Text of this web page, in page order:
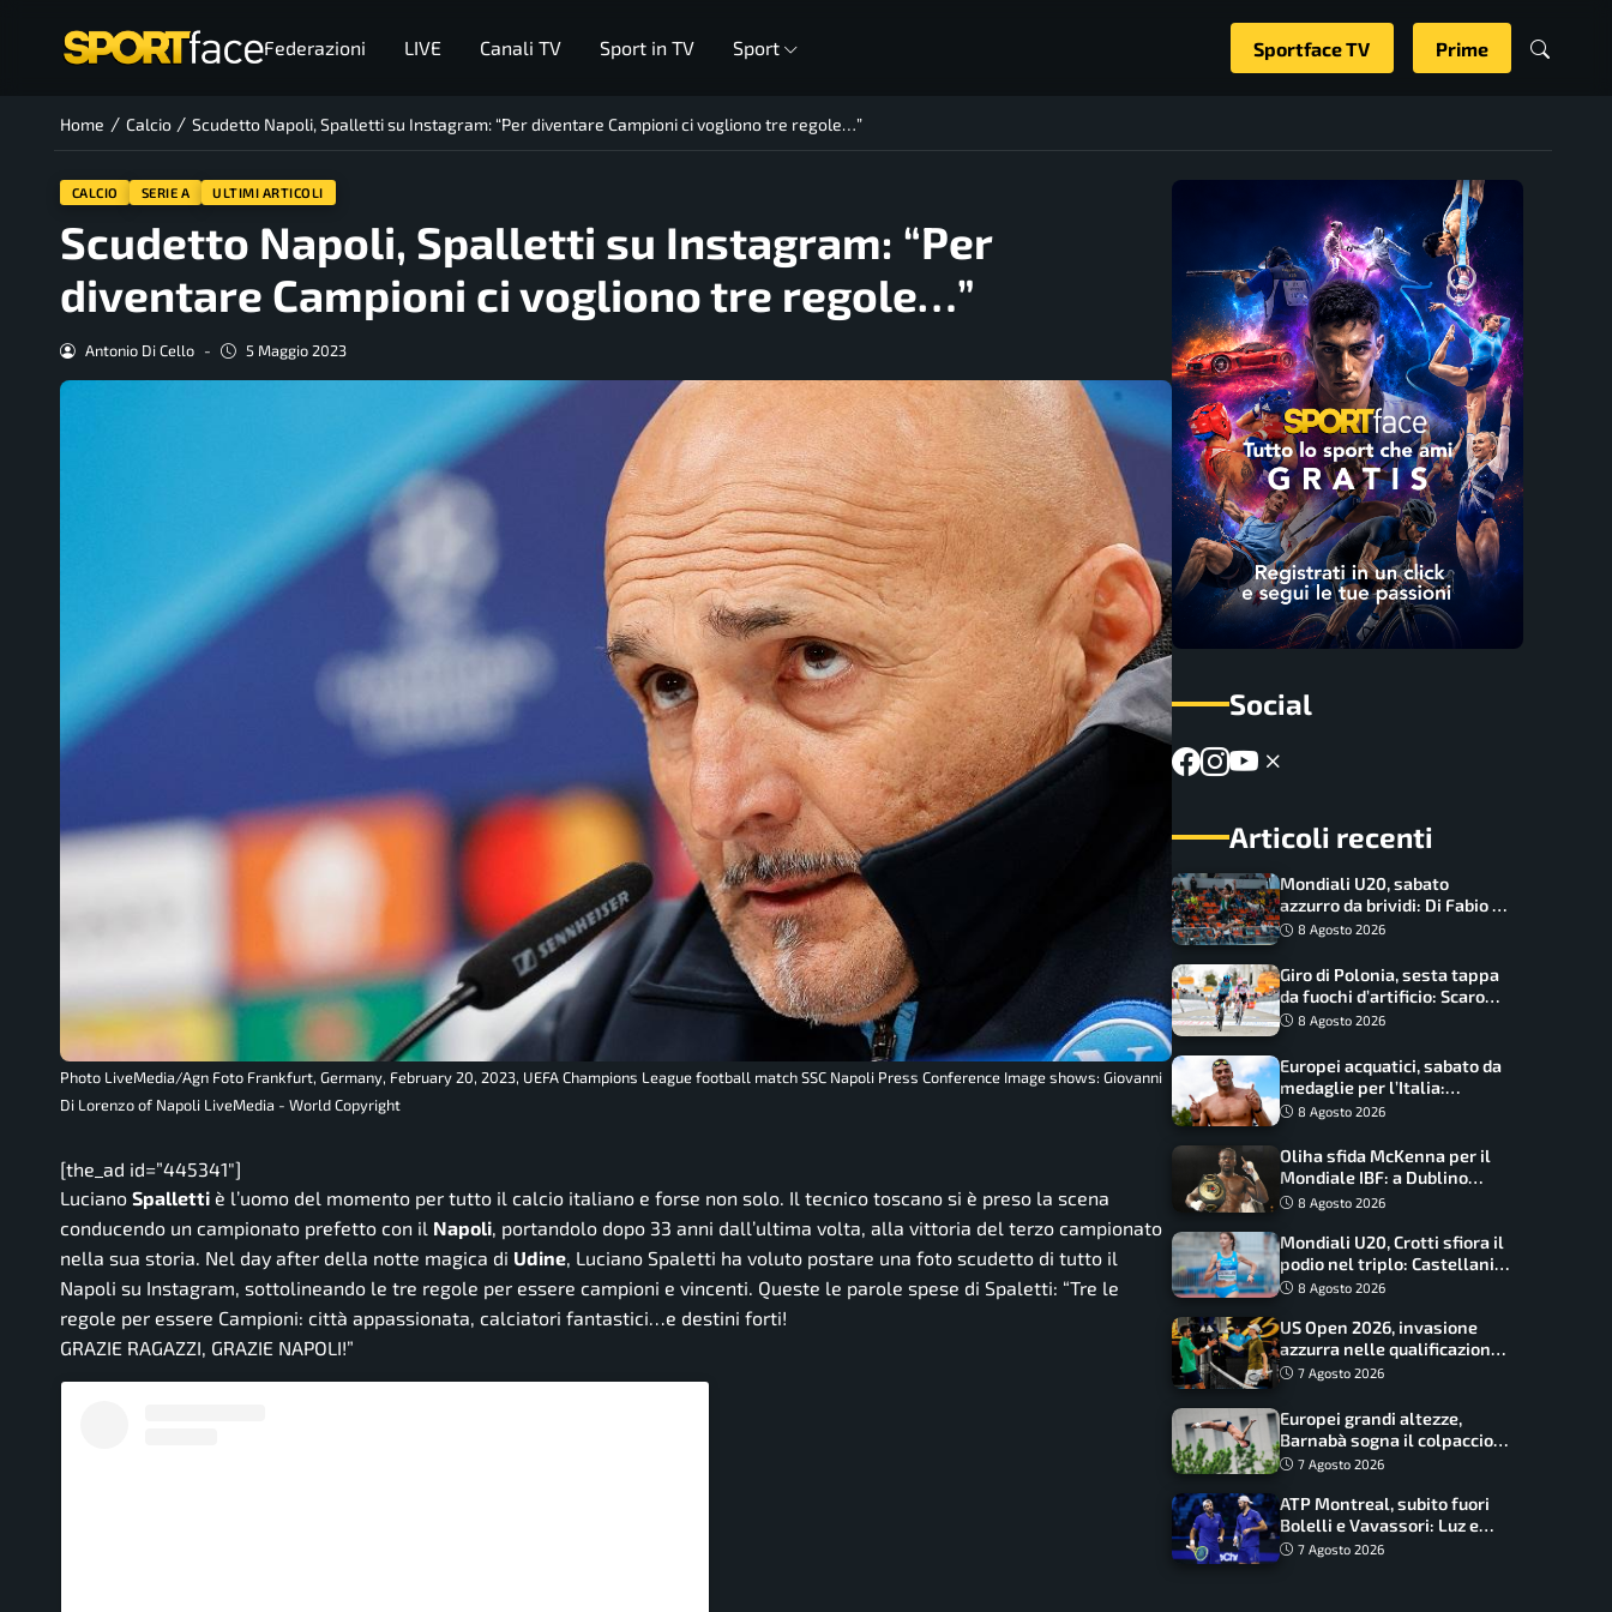
Federazioni LIVE Canali TV Sport in TV Sport Sportface TV Prime
Home / Calcio / Scudetto Napoli, Spalletti su Instagram: “Per diventare Campioni ci vogliono tre regole…”
CALCIO SERIE A ULTIMI ARTICOLI
Scudetto Napoli, Spalletti su Instagram: “Per
diventare Campioni ci vogliono tre regole…”
Antonio Di Cello - 5 Maggio 2023
Photo LiveMedia/Agn Foto Frankfurt, Germany, February 20, 2023, UEFA Champions League football match SSC Napoli Press Conference Image shows: Giovanni
Di Lorenzo of Napoli LiveMedia - World Copyright
[the_ad id=”445341″]
Luciano Spalletti è l’uomo del momento per tutto il calcio italiano e forse non solo. Il tecnico toscano si è preso la scena
conducendo un campionato prefetto con il Napoli, portandolo dopo 33 anni dall’ultima volta, alla vittoria del terzo campionato
nella sua storia. Nel day after della notte magica di Udine, Luciano Spaletti ha voluto postare una foto scudetto di tutto il
Napoli su Instagram, sottolineando le tre regole per essere campioni e vincenti. Queste le parole spese di Spaletti: “Tre le
regole per essere Campioni: città appassionata, calciatori fantastici…e destini forti!
GRAZIE RAGAZZI, GRAZIE NAPOLI!”
Social
Articoli recenti
Mondiali U20, sabato
azzurro da brividi: Di Fabio e
Inzoli sognano le medaglie,
8 Agosto 2026
Giro di Polonia, sesta tappa
da fuochi d’artificio: Scaroni
può attaccare la maglia di
8 Agosto 2026
Europei acquatici, sabato da
medaglie per l’Italia:
Paltrinieri guida la staffetta,
grandi altezze
8 Agosto 2026
Oliha sfida McKenna per il
Mondiale IBF: a Dublino
serve l’impresa nella tana
8 Agosto 2026
Mondiali U20, Crotti sfiora il
podio nel triplo: Castellani
da record, Succo in finale
8 Agosto 2026
US Open 2026, invasione
azzurra nelle qualificazioni:
17 italiani a caccia del main
7 Agosto 2026
Europei grandi altezze,
Barnabà sogna il colpaccio:
è leader a metà gara, Baraldi
7 Agosto 2026
ATP Montreal, subito fuori
Bolelli e Vavassori: Luz e
Matos fermano gli azzurri
7 Agosto 2026